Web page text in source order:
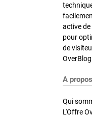
active
pour
de
A propos
Qui
L'Offre